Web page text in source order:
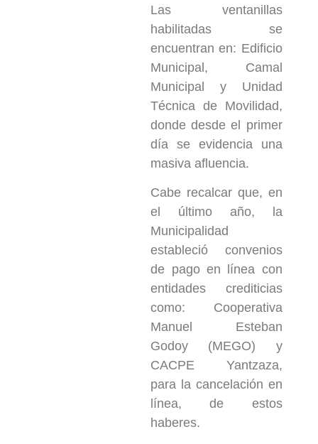
Las ventanillas
habilitadas se
encuentran en: Edificio
Municipal, Camal
Municipal y Unidad
Técnica de Movilidad,
donde desde el primer
día se evidencia una
masiva afluencia.
Cabe recalcar que, en
el último año, la
Municipalidad
estableció convenios
de pago en línea con
entidades crediticias
como: Cooperativa
Manuel Esteban
Godoy (MEGO) y
CACPE Yantzaza,
para la cancelación en
línea, de estos
haberes.